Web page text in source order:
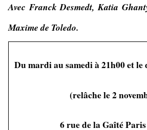
Avec Franck Desmedt, Katia
Maxime de Toledo.
Du mardi au samedi à 21h00 et le
(relâche le 2
6 rue de la Gaîté